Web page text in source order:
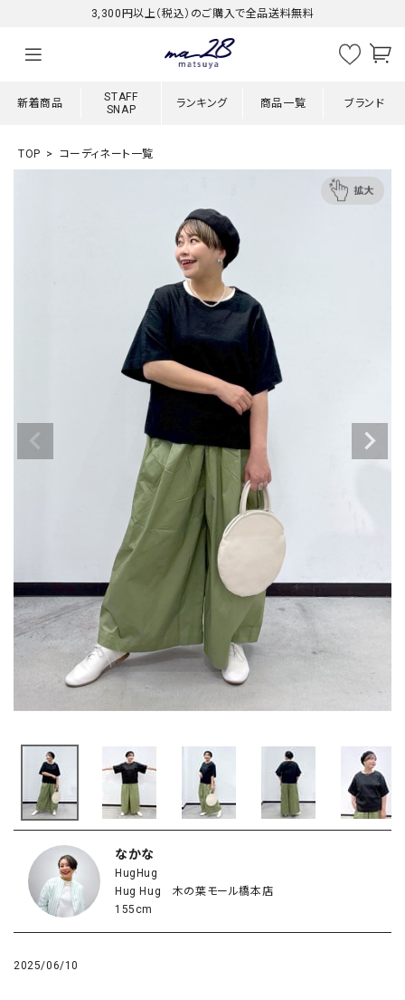
3,300円以上（税込）のご購入で全品送料無料
新着商品
STAFF
SNAP
ランキング 商品一覧 ブランド
TOP コーディネート一覧
なかな
HugHug
Hug Hug 木の葉モール橋本店
155cm
2025/06/10